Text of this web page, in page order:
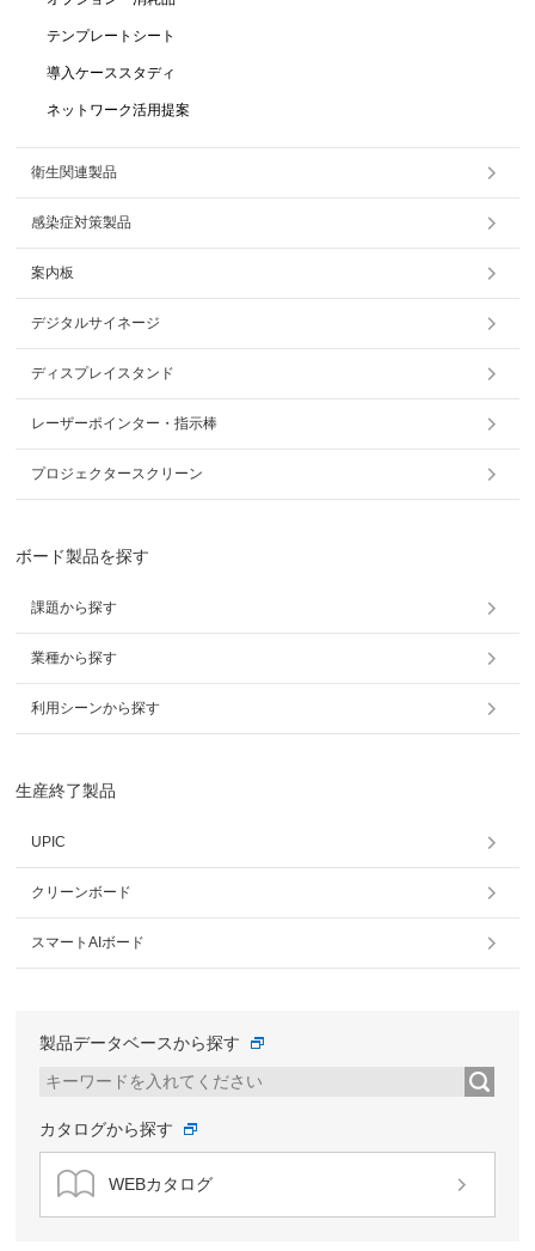
テンプレートシート
導入ケーススタディ
ネットワーク活用提案
衛生関連製品
感染症対策製品
案内板
デジタルサイネージ
ディスプレイスタンド
レーザーポインター・指示棒
プロジェクタースクリーン
ボード製品を探す
課題から探す
業種から探す
利用シーンから探す
生産終了製品
UPIC
クリーンボード
スマートAIボード
製品データベースから探す
カタログから探す
WEBカタログ